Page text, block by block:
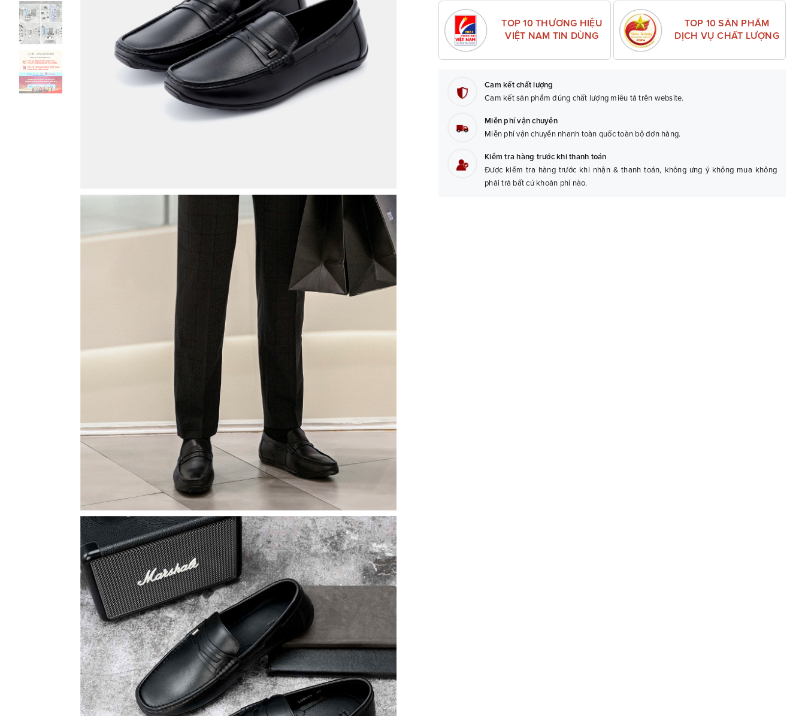
TOP 10 THƯƠNG HIỆU
VIỆT NAM TIN DÙNG
TOP 10 SẢN PHẨM
DỊCH VỤ CHẤT LƯỢNG
Cam kết chất lượng
Cam kết sản phẩm đúng chất lượng miêu tả trên website.
Miễn phí vận chuyển
Miễn phí vận chuyển nhanh toàn quốc toàn bộ đơn hàng.
Kiểm tra hàng trước khi thanh toán
Được kiểm tra hàng trước khi nhận & thanh toán, không ưng ý không mua không
phải trả bất cứ khoản phí nào.